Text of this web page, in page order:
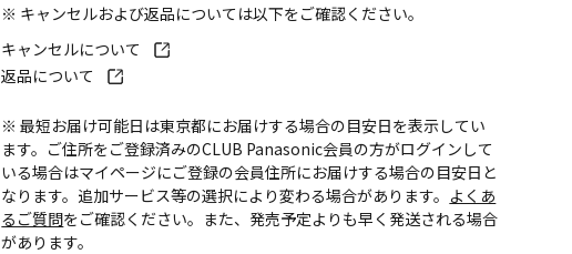
※ キャンセルおよび返品については以下をご確認ください。
キャンセルについて
返品について
※ 最短お届け可能日は東京都にお届けする場合の目安日を表示してい
ます。ご住所をご登録済みのCLUB Panasonic会員の方がログインして
いる場合はマイページにご登録の会員住所にお届けする場合の目安日と
なります。追加サービス等の選択により変わる場合があります。 よくあ
るご質問をご確認ください。また、発売予定よりも早く発送される場合
があります。